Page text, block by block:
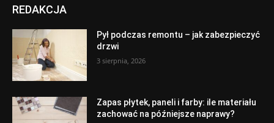
REDAKCJA
Pył podczas remontu – jak zabezpieczyć
drzwi
3 sierpnia, 2026
Zapas płytek, paneli i farby: ile materiału
zachować na późniejsze naprawy?